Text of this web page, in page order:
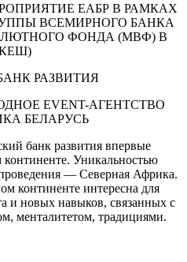
ЕАБР В РАМКАХ
ВСЕМИРНОГО БАНКА
ФОНДА (МВФ) В
РАЗВИТИЯ
EVENT-АГЕНТСТВО
БЕЛАРУСЬ
банк развития впервые
континенте. Уникальностью
— Северная Африка.
континенте интересна для
и новых навыков, связанных с
менталитетом, традициями.